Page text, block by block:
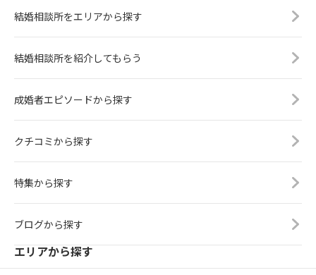
結婚相談所をエリアから探す
結婚相談所を紹介してもらう
成婚者エピソードから探す
クチコミから探す
特集から探す
ブログから探す
エリアから探す